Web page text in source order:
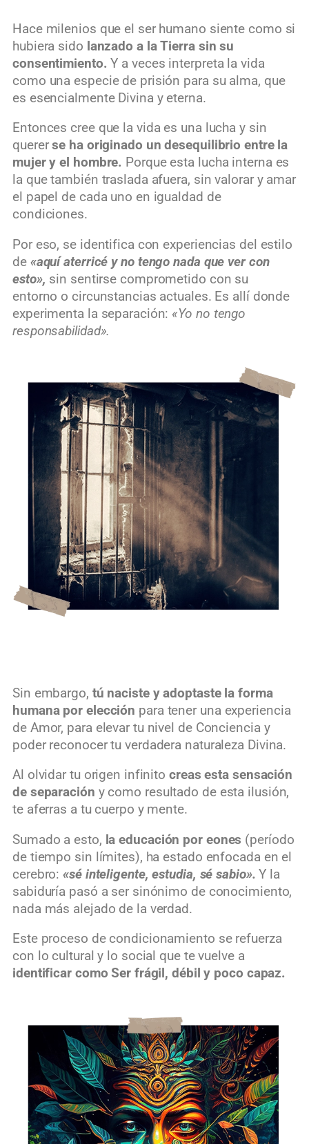
Hace milenios que el ser humano siente como si
hubiera sido lanzado a la Tierra sin su
consentimiento. Y a veces interpreta la vida
como una especie de prisión para su alma, que
es esencialmente Divina y eterna.
Entonces cree que la vida es una lucha y sin
quererse ha originado un desequilibrio entre la
mujer y el hombre. Porque esta lucha interna es
la que también traslada afuera, sin valorar y amar
el papel de cada uno en igualdad de
condiciones.
Por eso, se identifica con experiencias del estilo
de «aquí aterricé y no tengo nada que ver con
esto», sin sentirse comprometido con su
entorno o circunstancias actuales. Es allí donde
experimenta la separación: «Yo no tengo
responsabilidad».
Sin embargo, tú naciste y adoptaste la forma
humana por elección para tener una experiencia
de Amor, para elevar tu nivel de Conciencia y
poder reconocer tu verdadera naturaleza Divina.
Al olvidar tu origen infinito creas esta sensación
de separación y como resultado de esta ilusión,
te aferras a tu cuerpo y mente.
Sumado a esto, la educación por eones (período
de tiempo sin límites), ha estado enfocada en el
cerebro:«sé inteligente, estudia, sé sabio». Y la
sabiduría pasó a ser sinónimo de conocimiento,
nada más alejado de la verdad.
Este proceso de condicionamiento se refuerza
con lo cultural y lo social que te vuelve a
identificar como Ser frágil, débil y poco capaz.